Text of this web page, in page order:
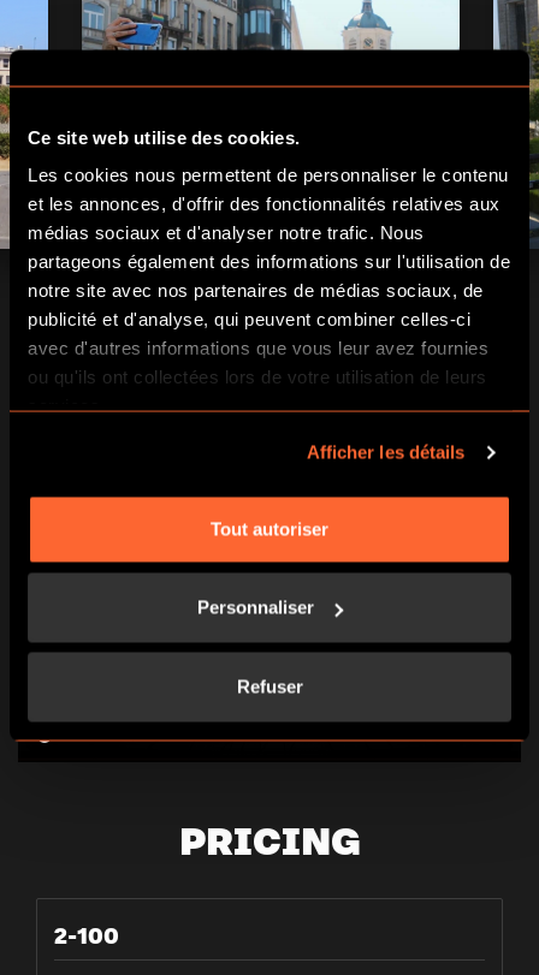
Ce site web utilise des cookies.
Les cookies nous permettent de personnaliser le contenu
et les annonces, d'offrir des fonctionnalités relatives aux
médias sociaux et d'analyser notre trafic. Nous
partageons également des informations sur l'utilisation de
notre site avec nos partenaires de médias sociaux, de
publicité et d'analyse, qui peuvent combiner celles-ci
avec d'autres informations que vous leur avez fournies
ou qu'ils ont collectées lors de votre utilisation de leurs
services.
Afficher les détails
Tout autoriser
Personnaliser
Refuser
RÉSERVER
PRICING
2-100